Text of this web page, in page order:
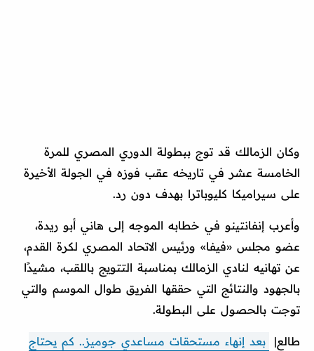
وكان الزمالك قد توج ببطولة الدوري المصري للمرة
الخامسة عشر في تاريخه عقب فوزه في الجولة الأخيرة
على سيراميكا كليوباترا بهدف دون رد.
وأعرب إنفانتينو في خطابه الموجه إلى هاني أبو ريدة،
عضو مجلس «فيفا» ورئيس الاتحاد المصري لكرة القدم،
عن تهانيه لنادي الزمالك بمناسبة التتويج باللقب، مشيدًا
بالجهود والنتائج التي حققها الفريق طوال الموسم والتي
توجت بالحصول على البطولة.
طالع|
بعد إنهاء مستحقات مساعدي جوميز.. كم يحتاج